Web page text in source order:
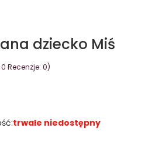
dziecko Miś
Recenzje: 0)
trwale niedostępny